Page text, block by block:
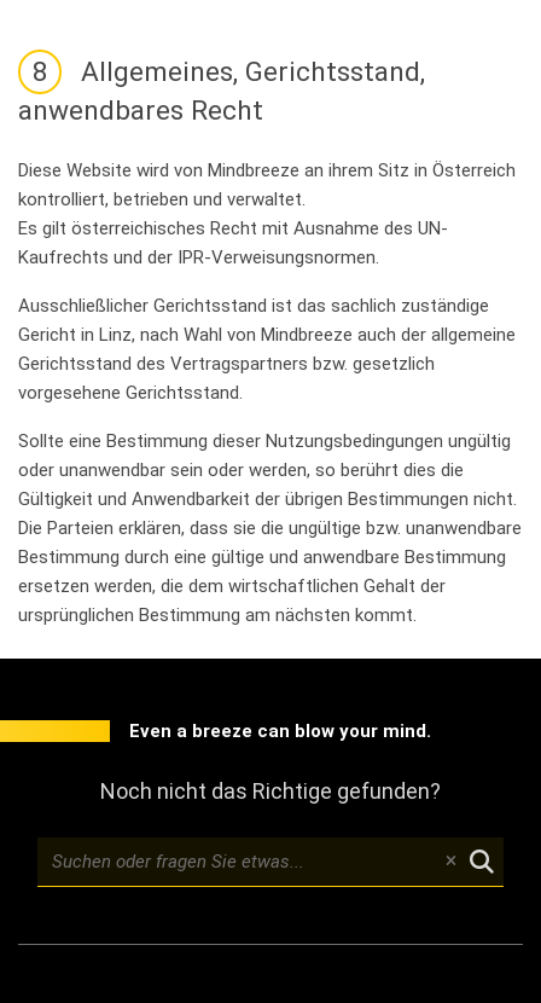
8
Allgemeines, Gerichtsstand,
anwendbares Recht
Diese Website wird von Mindbreeze an ihrem Sitz in Österreich
kontrolliert, betrieben und verwaltet.
Es gilt österreichisches Recht mit Ausnahme des UN-
Kaufrechts und der IPR-Verweisungsnormen.
Ausschließlicher Gerichtsstand ist das sachlich zuständige
Gericht in Linz, nach Wahl von Mindbreeze auch der allgemeine
Gerichtsstand des Vertragspartners bzw. gesetzlich
vorgesehene Gerichtsstand.
Sollte eine Bestimmung dieser Nutzungsbedingungen ungültig
oder unanwendbar sein oder werden, so berührt dies die
Gültigkeit und Anwendbarkeit der übrigen Bestimmungen nicht.
Die Parteien erklären, dass sie die ungültige bzw. unanwendbare
Bestimmung durch eine gültige und anwendbare Bestimmung
ersetzen werden, die dem wirtschaftlichen Gehalt der
ursprünglichen Bestimmung am nächsten kommt.
Even a breeze can blow your mind.
Noch nicht das Richtige gefunden?